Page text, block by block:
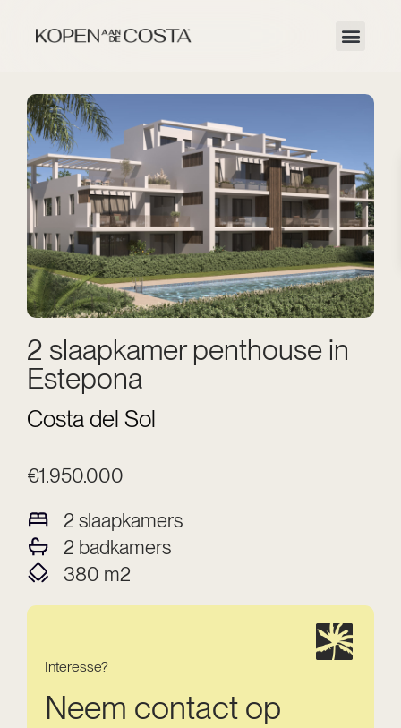
2 slaapkamer penthouse in
Estepona
Costa del Sol
€1.950.000
2 slaapkamers
2 badkamers
380 m2
Interesse?
Neem contact op